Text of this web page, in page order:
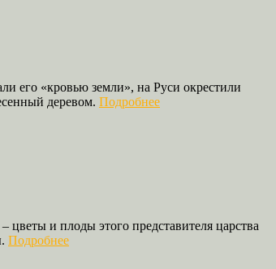
его «кровью земли», на Руси окрестили
деревом. Подробнее
и плоды этого представителя царства
Подробнее